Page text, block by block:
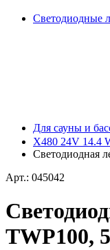
Светодиодные
Для сауны и
X480 24V 14.4
Светодиодная
Арт.: 045042
TWP100,